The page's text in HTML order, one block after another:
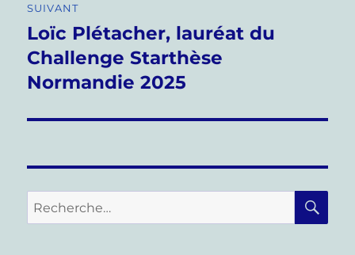
SUIVANT
Publication
suivante :
Loïc Plétacher, lauréat du
Challenge Starthèse
Normandie 2025
Recherche
pour :